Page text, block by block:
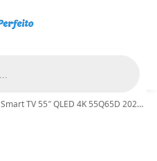
Smart TV 55″ QLED 4K 55Q65D 2024 + Soundbar HW-B550/ZD Combo